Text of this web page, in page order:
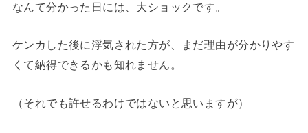
なんて分かった日には、大ショックです。
ケンカした後に浮気された方が、まだ理由が分かりやす
くて納得できるかも知れません。
（それでも許せるわけではないと思いますが）